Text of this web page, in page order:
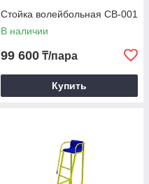
Стойка волейбольная СВ-001
В наличии
99 600 ₸/пара
Купить